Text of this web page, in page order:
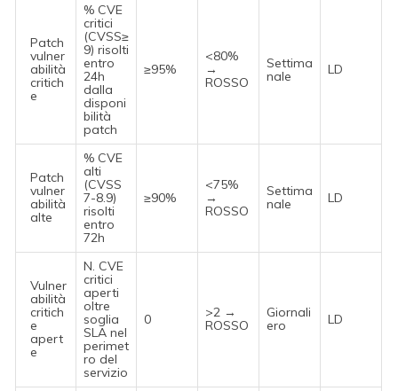
Patch
vulner
abilità
critich
e
% CVE
critici
(CVSS≥
9) risolti
entro
24h
dalla
disponi
bilità
patch
≥95%
<80%
→
ROSSO
Settima
nale
LD
Patch
vulner
abilità
alte
% CVE
alti
(CVSS
7-8.9)
risolti
entro
72h
≥90%
<75%
→
ROSSO
Settima
nale
LD
Vulner
abilità
critich
e
apert
e
N. CVE
critici
aperti
oltre
soglia
SLA nel
perimet
ro del
servizio
0
>2 →
ROSSO
Giornali
ero
LD